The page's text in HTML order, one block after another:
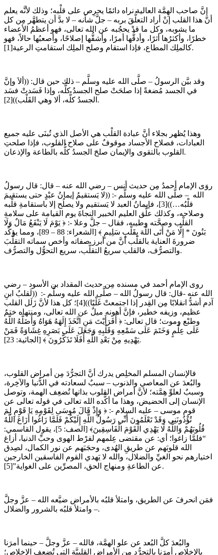
إنَّ صاحب الهِمَّة العالية نراه دائمًا يحرِص على قلْبه؛ وذلك لأنَّه يعلم
أنَّ هذا القلب إنْ أراد التعلُّقَ بربه – جلَّ شأنه – لا بدَّ أن يتطهَّر مِن كل
ما يشوبه، وكل ما قدْ يحجُبه عن الله تعالى، فهو أعظمُ الأعضاء
خطرًا، وأكثرُها أثرًا، وأدقُّها أمرًا، وأشقُّها إصلاحًا، وأصعبُها حالاً، فهو
كالملِك المطاع، فإذا استقام وصلح الملِك استقامتِ الرعية[1].
وقد بيَّن الرسولُ – صلَّى الله عليه وسلَّم – ذلك حين قال: ((ألاَ وإنَّ
في الجسد مُضغةً إذا صلحَتْ صلح الجسدُ كلُّه، وإذا فَسَدتْ فسَد
الجسدُ كلُّه، ألا وهي القَلْب))[2].
وهذا يُظهر بجلاء أنَّ عبادة القلْب هي الأصل الذي تُبنَى عليه جميع
العبادات، فصلاح الأجساد موقوفٌ على صلاح القلوب، فإذا صلحتِ
القلوب بالتقوى والإيمان صلحَ الجسدُ كلُّه بالطاعة والإذعان.
روَى الإمام أحمدُ مِن حديث أنس – رضي الله عنه – قال: قال رسولُ
الله – صلَّى الله عليه وسلَّم -: ((لا يَستقيمُ إيمانُ عبْدٍ حتى يستقيمَ
قلْبُه…))[3]، فإيمانُ العبد لا يَستقيم ولا يصلُح إلا باستقامةِ قلْبه
وصلاحه، وكذلك علَّق العليم الخبير النجاةَ يوم القيامة على سلامةِ
القلْب وصحَّته وطيبه، فقال – جلَّ وعلا -: ﴿ يَوْمَ لَا يَنْفَعُ مَالٌ وَلَا
بَنُونَ * إِلَّا مَنْ أَتَى اللَّهَ بِقَلْبٍ سَلِيمٍ ﴾ [الشعراء: 88 – 89]، ومما يؤكِّد
ضرورةَ العناية بالقلْب أنَّ من أبرز صفاته وأخص سماته التقلُّبَ
والتصرُّف، فالقلب سريعُ التقلُّب، سريع التحوُّل والتصرُّف.
روى الإمام أحمد في مسنده مِن حديث المقداد بن الأسود – رضي
الله عنه -قال: قال رسولُ الله – صلَّى الله عليه وسلَّم -: ((لَقلبُ ابنِ
آدم أشدُّ انقلابًا مِن القِدر إذا اجتمعتْ غَلْيًا))[4]؛ كل هذا لأنَّ زَلَل القلب
عظيم، وزيفه خطير، فإنَّ أهونه ميلٌ عن الله تعالى، ومنتهاه ختمٌ
وطبْع وموت؛ قال تعالى: ﴿ أَفَرَأَيْتَ مَنِ اتَّخَذَ إِلَهَهُ هَوَاهُ وَأَضَلَّهُ اللَّهُ
عَلَى عِلْمٍ وَخَتَمَ عَلَى سَمْعِهِ وَقَلْبِهِ وَجَعَلَ عَلَى بَصَرِهِ غِشَاوَةً فَمَنْ
يَهْدِيهِ مِنْ بَعْدِ اللَّهِ أَفَلَا تَذَكَّرُونَ ﴾ [الجاثية: 23].
فالإنسان المسلم المخلِص يدرك أنَّ التجرُّدَ مِن أمراض القلوب،
والبُعدَ عن المعاصي والذنوب – سببٌ لسعادته في الدُّنيا والآخِرة،
وسببٌ لعلوِّ هِمَّته؛ لأنَّ أمراض القلوب بذاتها تُضعِف الهمة، وتوصل
الإنسان إلى الحضيض، وهذا ما أكَّده الله تعالى في قوله تعالى عن
قوم موسى – عليه السلام -: ﴿ وَإِذْ قَالَ مُوسَى لِقَوْمِهِ يَا قَوْمِ لِمَ
تُؤْذُونَنِي وَقَدْ تَعْلَمُونَ أَنِّي رَسُولُ اللَّهِ إِلَيْكُمْ فَلَمَّا زَاغُوا أَزَاغَ اللَّهُ
قُلُوبَهُمْ وَاللَّهُ لَا يَهْدِي الْقَوْمَ الْفَاسِقِينَ﴾ [الصف: 5]، يقول القاسمي:
“فلمَّا زاغوا؛ أي: عن مقتضى عِلمهم لفرْط الهوى وحبِّ الدنيا، أزاغ
الله قلوبَهم عن طريقِ الهُدى، وحجَبَهم عن نور الكمال، لصِدق
اختيارهم نحو الغيِّ والضلال، والله لا يَهدي القوم الفاسقين الخارجين
عن الطاعةِ ومنهاج الحق، المصرِّين على الغواية”[5].
فمَن انحرفَ عن الطريق، وامتلأ قلبُه بالأمراض ضيَّعه الله – عزَّ وجلَّ
– وامتلأ قلبُه بالشرور والضلال.
والبُعدَ كلَّ البُعد عن علو الهمَّة، فالله – عزَّ وجلَّ – حينما أمرَنا
بالإخلاص أمرَنا بالتجرُّد مِن الأمراض القلبيَّة التي تُضعِف الإخلاص؛